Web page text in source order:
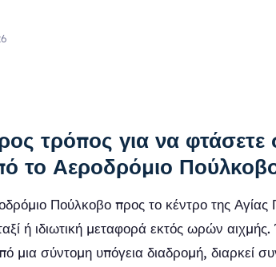
τρόπος για να φτάσετε
το Αεροδρόμιο
Πούλκοβο προς το κέντρο της Αγίας
ή ιδιωτική μεταφορά εκτός ωρών
μια σύντομη υπόγεια διαδρομή, διαρκεί